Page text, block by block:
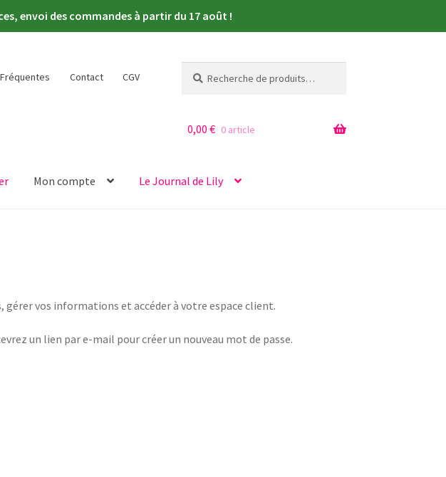
envoi des commandes à partir du 17 août !
Contact CGV
pour :
Mon compte Le Journal de Lily
0,00 € 0 article
gérer vos informations et accéder à votre espace client.
un lien par e-mail pour créer un nouveau mot de passe.